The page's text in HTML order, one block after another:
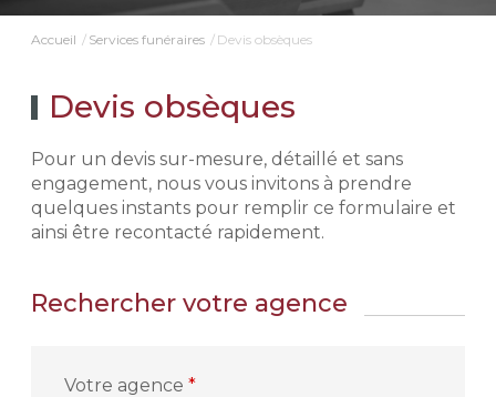
Accueil Services funéraires Devis obsèques
Devis obsèques
Pour un devis sur-mesure, détaillé et sans
engagement, nous vous invitons à prendre
quelques instants pour remplir ce formulaire et
ainsi être recontacté rapidement.
Rechercher votre agence
Votre agence*